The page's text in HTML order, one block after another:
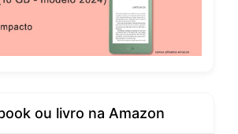
ou livro na Amazon